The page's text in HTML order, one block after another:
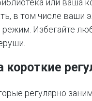
в том числе ваши
Избегайте
регулярно